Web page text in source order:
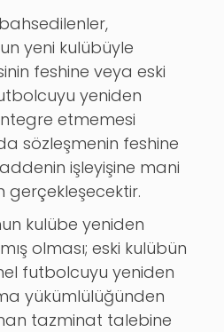
yeni kulübüyle
feshine veya eski
yeniden
etmemesi
sözleşmenin feshine
işleyişine mani
gerçekleşecektir.
kulübe yeniden
olması; eski kulübün
futbolcuyu yeniden
yükümlülüğünden
tazminat talebine